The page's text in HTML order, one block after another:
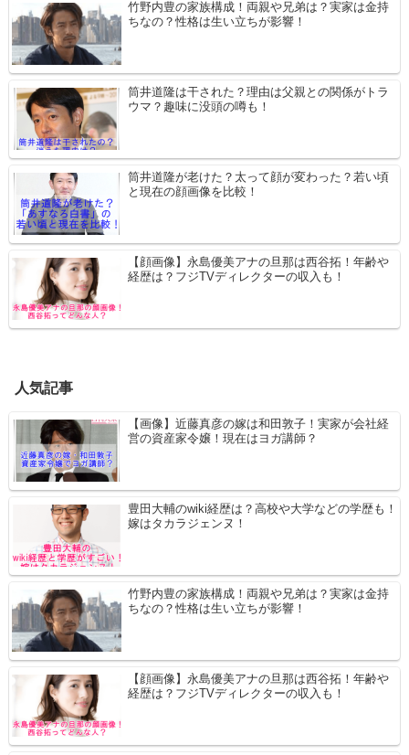
竹野内豊の家族構成！両親や兄弟は？実家は金持
ちなの？性格は生い立ちが影響！
筒井道隆は干された？理由は父親との関係がトラ
ウマ？趣味に没頭の噂も！
筒井道隆が老けた？太って顔が変わった？若い頃
と現在の顔画像を比較！
【顔画像】永島優美アナの旦那は西谷拓！年齢や
経歴は？フジTVディレクターの収入も！
人気記事
【画像】近藤真彦の嫁は和田敦子！実家が会社経
営の資産家令嬢！現在はヨガ講師？
豊田大輔のwiki経歴は？高校や大学などの学歴も！
嫁はタカラジェンヌ！
竹野内豊の家族構成！両親や兄弟は？実家は金持
ちなの？性格は生い立ちが影響！
【顔画像】永島優美アナの旦那は西谷拓！年齢や
経歴は？フジTVディレクターの収入も！